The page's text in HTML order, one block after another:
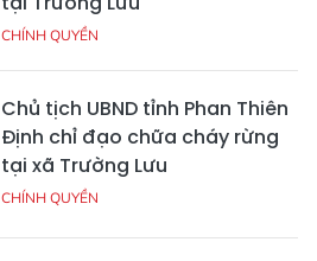
CHÍNH QUYỀN
Chủ tịch UBND tỉnh Phan Thiên
Định chỉ đạo chữa cháy rừng
tại xã Trường Lưu
CHÍNH QUYỀN